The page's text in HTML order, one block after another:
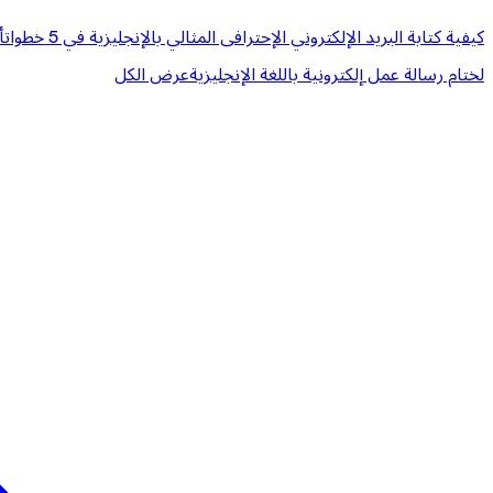
كيفية كتابة البريد الإلكتروني الإحترافى المثالي بالإنجليزية في 5 خطوات
لختام رسالة عمل إلكترونية باللغة الإنجليزيةعرض الكل